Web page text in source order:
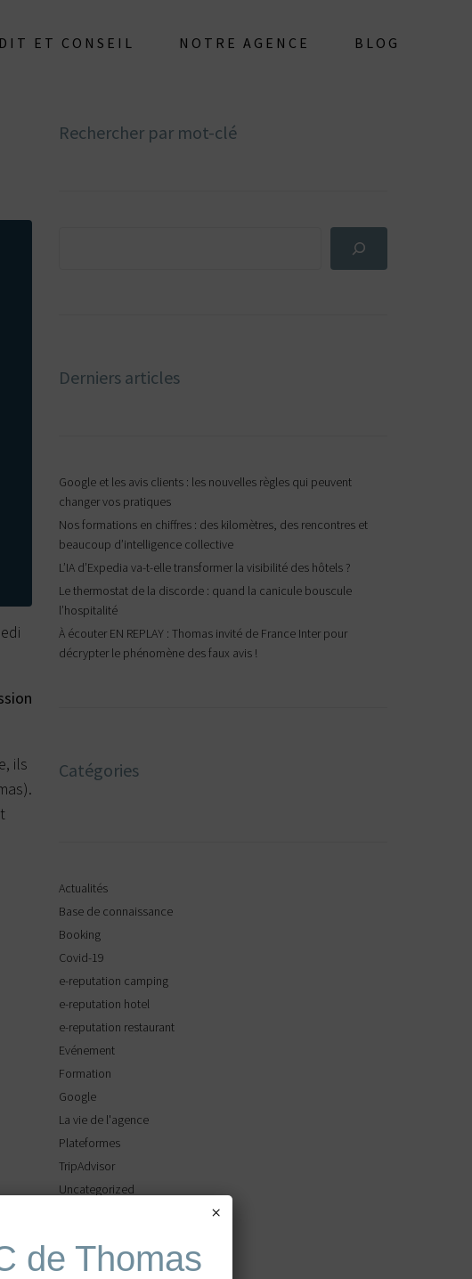
ET CONSEIL NOTRE AGENCE BLOG
ils
).
Rechercher par mot-clé
Derniers articles
Google et les avis clients : les nouvelles règles qui peuvent
changer vos pratiques
Nos formations en chiffres : des kilomètres, des rencontres et
beaucoup d’intelligence collective
L’IA d’Expedia va-t-elle transformer la visibilité des hôtels ?
Le thermostat de la discorde : quand la canicule bouscule
l’hospitalité
À écouter EN REPLAY : Thomas invité de France Inter pour
décrypter le phénomène des faux avis !
Catégories
Actualités
Base de connaissance
Booking
Covid-19
e-reputation camping
e-reputation hotel
e-reputation restaurant
Evénement
Formation
Google
La vie de l'agence
Plateformes
TripAdvisor
Uncategorized
de Thomas
×